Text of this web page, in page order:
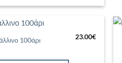
100άρι 23.00€